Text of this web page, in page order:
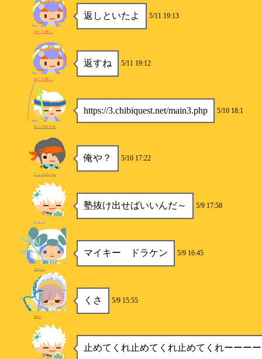
返しといたよ 5/11 19:13
みこち推し
返すね 5/11 19:12
みこち推し
https://3.chibiquest.net/main3.php 5/10 18:1
おこのみやき
俺や？ 5/10 17:22
じょうのうち
塾抜け出せばいいんだ～ 5/9 17:58
りゅう
マイキー ドラケン 5/9 16:45
まのい
くさ 5/9 15:55
すー
止めてくれ止めてくれ止めてくれーーー